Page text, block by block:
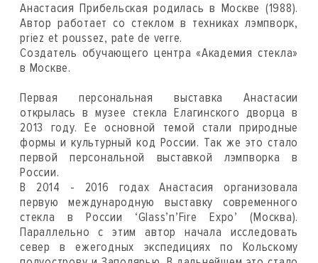
Анастасия Прибельская родилась в Москве (1988).
Автор работает со стеклом в техниках лэмпворк,
priez et poussez, pate de verre.
Создатель обучающего центра «Академия стекла»
в Москве.
Первая персональная выставка Анастасии
открылась в музее стекла Елагинского дворца в
2013 году. Ее основной темой стали природные
формы и культурный код России. Так же это стало
первой персональной выставкой лэмпворка в
России.
В 2014 - 2016 годах Анастасия организовала
первую международную выставку современного
стекла в России ‘Glass’n’Fire Expo’ (Москва).
Параллельно с этим автор начала исследовать
север в ежегодных экспедициях по Кольскому